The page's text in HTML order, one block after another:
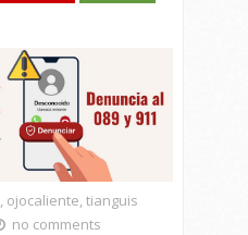
, ojocaliente,tianguis
no comments